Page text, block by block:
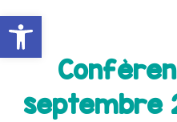
Ouvrir la barre d’outils
septembre